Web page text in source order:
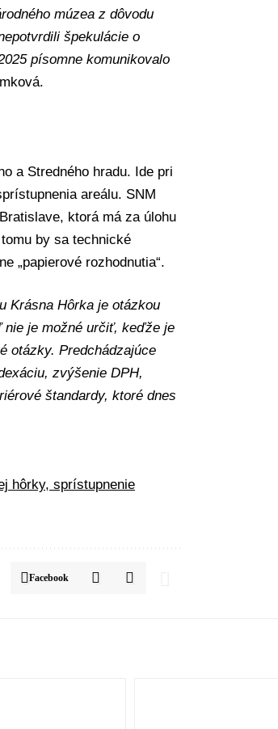
múzea z dôvodu
špekulácie o
písomne komunikovalo
a Stredného hradu. Ide pri
areálu. SNM
, ktorá má za úlohu
by sa technické
„papierové rozhodnutia“.
Krásna Hôrka je otázkou
je možné určiť, keďže je
otázky. Predchádzajúce
zvýšenie DPH,
štandardy, ktoré dnes
hôrky, sprístupnenie
Facebook